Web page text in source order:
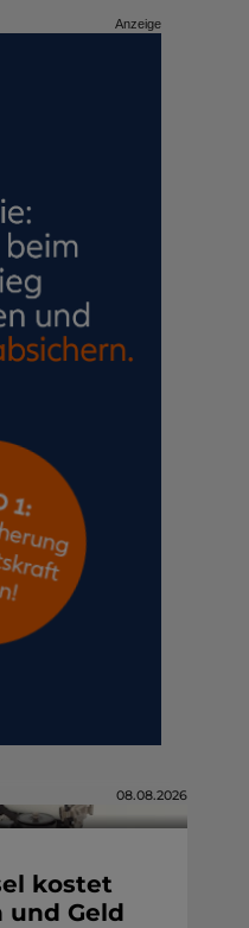
Anzeige
08.08.2026
kostet
und Geld